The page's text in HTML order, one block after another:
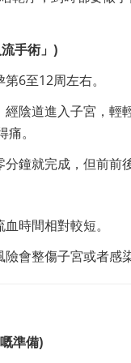
手術」)
6至12周左右。
陰道進入子宮，
。
鐘就完成，但前前
時間相對較短。
會整傷子宮或者感
準備)